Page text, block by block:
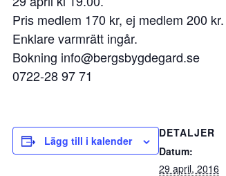
Pris medlem 170 kr, ej medlem 200 kr.
Enklare varmrätt ingår.
Bokning info@bergsbygdegard.se
0722-28 97 71
Lägg till i kalender
DETALJER
Datum:
29 april, 2016